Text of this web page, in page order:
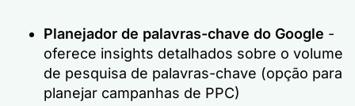
Planejador de palavras-chave do Google -
oferece insights detalhados sobre o volume
de pesquisa de palavras-chave (opção para
planejar campanhas de PPC)